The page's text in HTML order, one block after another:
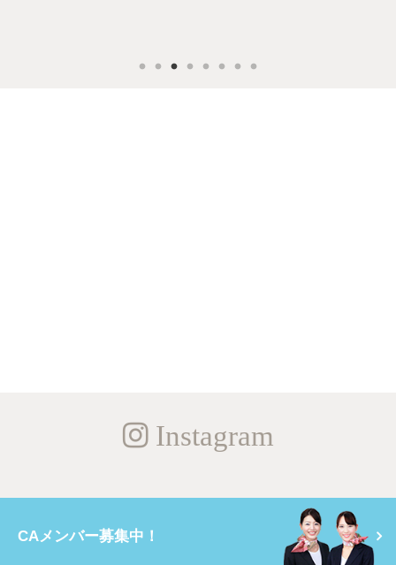
Instagram
CAメンバー募集中！